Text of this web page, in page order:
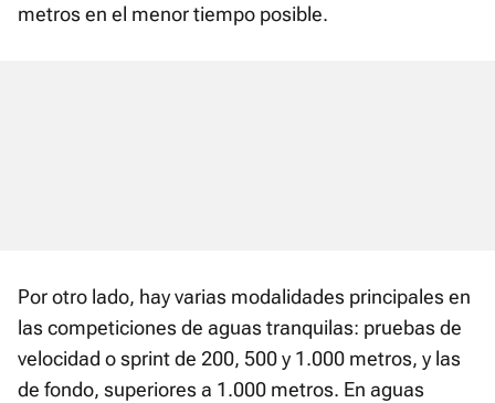
metros en el menor tiempo posible.
Por otro lado, hay varias modalidades principales en
las competiciones de aguas tranquilas: pruebas de
velocidad o sprint de 200, 500 y 1.000 metros, y las
de fondo, superiores a 1.000 metros. En aguas